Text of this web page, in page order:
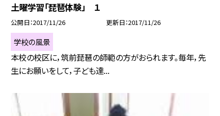
土曜学習「琵琶体験」 １
公開日 2017/11/26 更新日 2017/11/26
学校の風景
本校の校区に，筑前琵琶の師範の方がおられます。毎年，先
生にお願いをして，子ども達...